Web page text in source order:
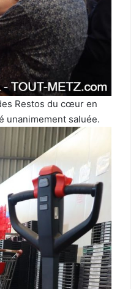
Restos du cœur en
unanimement saluée.